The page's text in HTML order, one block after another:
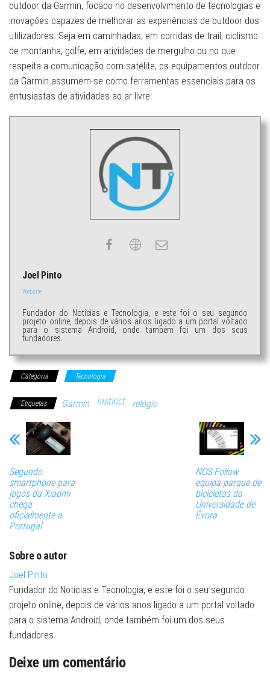
outdoor da Garmin, focado no desenvolvimento de tecnologias e
inovações capazes de melhorar as experiências de outdoor dos
utilizadores. Seja em caminhadas, em corridas de trail, ciclismo
de montanha, golfe, em atividades de mergulho ou no que
respeita a comunicação com satélite, os equipamentos outdoor
da Garmin assumem-se como ferramentas essenciais para os
entusiastas de atividades ao ar livre.
Joel Pinto
Website
Fundador do Noticias e Tecnologia, e este foi o seu segundo
projeto online, depois de vários anos ligado a um portal voltado
para o sistema Android, onde também foi um dos seus
fundadores.
Categoria Tecnologia
Etiquetas Garmin Instinct relógio
Segundo
smartphone para
jogos da Xiaomi
chega
oficialmente a
Portugal
NOS Follow
equipa parque de
bicicletas da
Universidade de
Évora
Sobre o autor
Joel Pinto
Fundador do Noticias e Tecnologia, e este foi o seu segundo
projeto online, depois de vários anos ligado a um portal voltado
para o sistema Android, onde também foi um dos seus
fundadores.
Deixe um comentário